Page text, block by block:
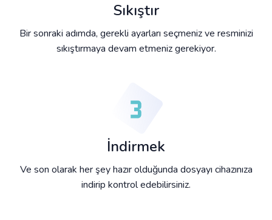
Sıkıştır
Bir sonraki adımda, gerekli ayarları seçmeniz ve resminizi
sıkıştırmaya devam etmeniz gerekiyor.
İndirmek
Ve son olarak her şey hazır olduğunda dosyayı cihazınıza
indirip kontrol edebilirsiniz.